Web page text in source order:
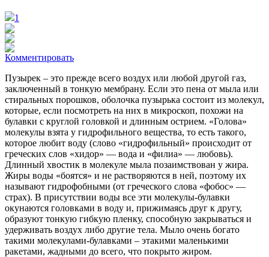
1
Комментировать
Пузырек – это прежде всего воздух или любой другой газ,
заключенный в тонкую мембрану. Если это пена от мыла или
стиральных порошков, оболочка пузырька состоит из молекул,
которые, если посмотреть на них в микроскоп, похожи на
булавки с круглой головкой и длинным острием. «Голова»
молекулы взята у гидрофильного вещества, то есть такого,
которое любит воду (слово «гидрофильный» происходит от
греческих слов «хидор» — вода и «филиа» — любовь).
Длинный хвостик в молекуле мыла позаимствован у жира.
Жиры воды «боятся» и не растворяются в ней, поэтому их
называют гидрофобными (от греческого слова «фобос» —
страх). В присутствии воды все эти молекулы-булавки
окунаются головками в воду и, прижимаясь друг к другу,
образуют тонкую гибкую пленку, способную закрываться и
удерживать воздух либо другие тела. Мыло очень богато
такими молекулами-булавками – этакими маленькими
ракетами, жадными до всего, что покрыто жиром.